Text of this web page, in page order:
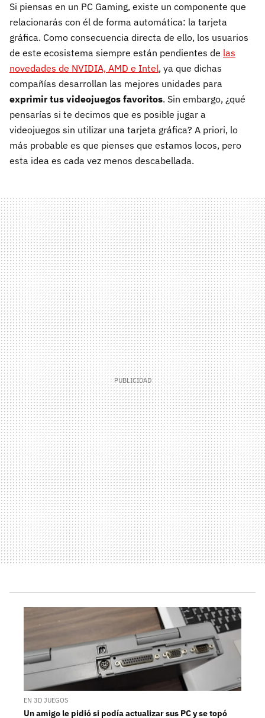
Si piensas en un PC Gaming, existe un componente que
relacionarás con él de forma automática: la tarjeta
gráfica. Como consecuencia directa de ello, los usuarios
de este ecosistema siempre están pendientes de las
novedades de NVIDIA, AMD e Intel, ya que dichas
compañías desarrollan las mejores unidades para
exprimir tus videojuegos favoritos. Sin embargo, ¿qué
pensarías si te decimos que es posible jugar a
videojuegos sin utilizar una tarjeta gráfica? A priori, lo
más probable es que pienses que estamos locos, pero
esta idea es cada vez menos descabellada.
EN 3D JUEGOS
Un amigo le pidió si podía actualizar sus PC y se topó